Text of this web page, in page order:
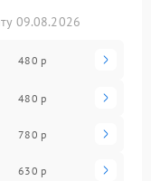
09.08.2026
480 р
480 р
780 р
630 р